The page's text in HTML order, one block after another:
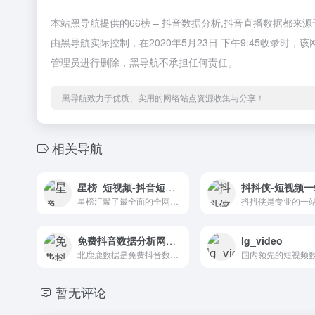
本站黑导航提供的66榜 – 抖音数据分析,抖音直播数据都来
由黑导航实际控制，在2020年5月23日 下午9:45收录时，
管理员进行删除，黑导航不承担任何责任。
黑导航致力于优质、实用的网络站点资源收集与分享！
相关导航
星榜_短视频-抖音短视频助手-博主排行-短视频助手-大数据引领短视频广告投放
免费抖音数据分析网站与工具-北鹿鹿数据 lg_video
暂无评论